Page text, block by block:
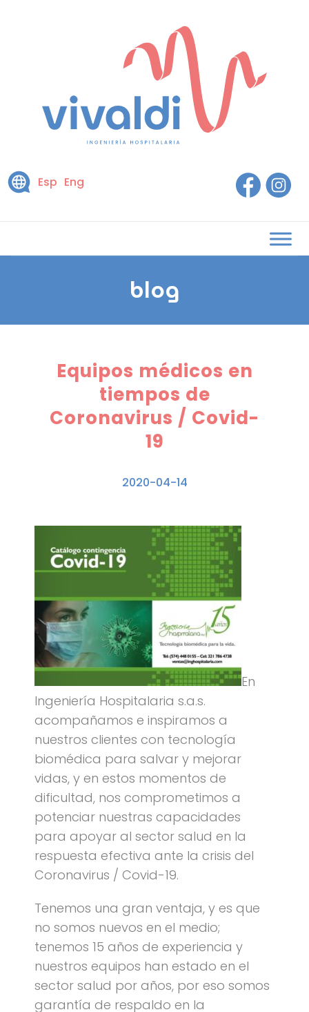
Esp Eng
blog
Equipos médicos en
tiempos de
Coronavirus / Covid-
19
2020-04-14
En
Ingeniería Hospitalaria s.a.s.
acompañamos e inspiramos a
nuestros clientes con tecnología
biomédica para salvar y mejorar
vidas, y en estos momentos de
dificultad, nos comprometimos a
potenciar nuestras capacidades
para apoyar al sector salud en la
respuesta efectiva ante la crisis del
Coronavirus / Covid-19.
Tenemos una gran ventaja, y es que
no somos nuevos en el medio;
tenemos 15 años de experiencia y
nuestros equipos han estado en el
sector salud por años, por eso somos
garantía de respaldo en la